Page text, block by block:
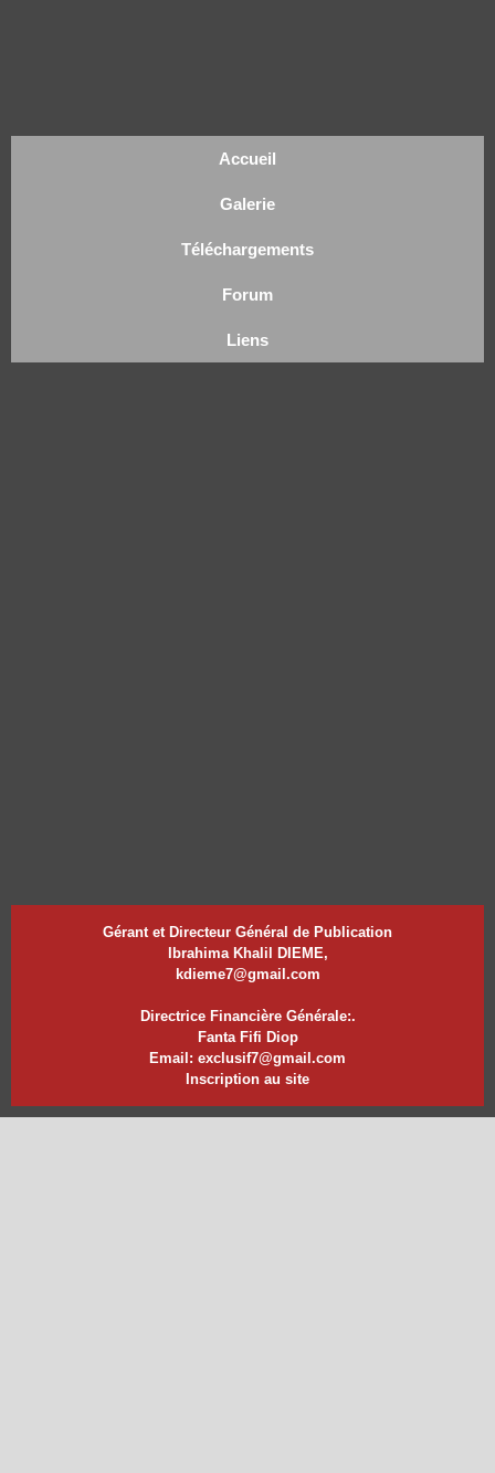
Accueil
Galerie
Téléchargements
Forum
Liens
Gérant et Directeur Général de Publication
Ibrahima Khalil DIEME,
kdieme7@gmail.com
Directrice Financière Générale:.
Fanta Fifi Diop
Email: exclusif7@gmail.com
Inscription au site